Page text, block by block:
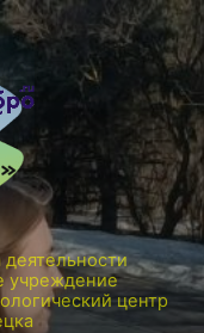
учреждение
центр